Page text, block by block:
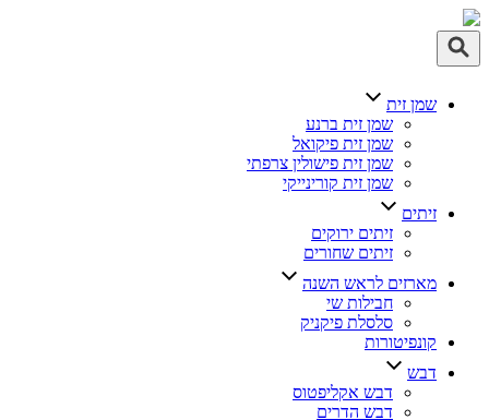
זית
שמן זית ברנע
שמן זית פיקואל
שמן זית פישולין צרפתי
שמן זית קורינייקי
זיתים ירוקים
זיתים שחורים
לראש השנה
חבילות שי
סלסלת פיקניק
דבש אקליפטוס
דבש הדרים